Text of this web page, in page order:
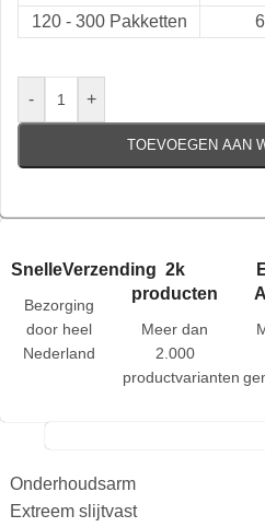
120 - 300 Pakketten
- +
TOEVOEGEN AAN
SnelleVerzending
Bezorging
door heel
Nederland
2k
producten
Meer dan
2.000
productvarianten
Onderhoudsarm
Extreem slijtvast